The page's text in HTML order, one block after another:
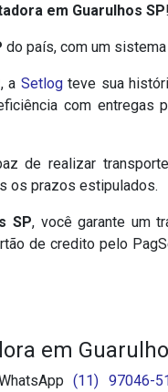
em Guarulhos SP!
do país, com um
, a Setlogteve sua
com
de realizar
os prazos estipulados.
SP, você garante um
de credito pelo
em
(11) 97046-